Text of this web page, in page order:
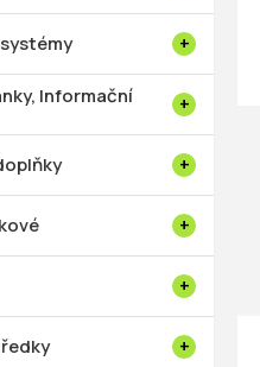
Informační